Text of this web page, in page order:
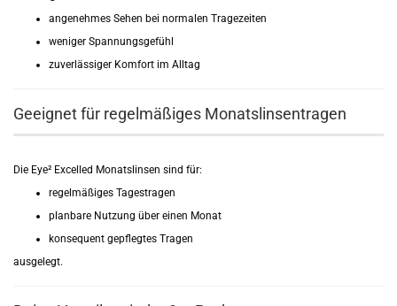
angenehmes Sehen bei normalen Tragezeiten
weniger Spannungsgefühl
zuverlässiger Komfort im Alltag
Geeignet für regelmäßiges Monatslinsentragen
Die Eye² Excelled Monatslinsen sind für:
regelmäßiges Tagestragen
planbare Nutzung über einen Monat
konsequent gepflegtes Tragen
ausgelegt.